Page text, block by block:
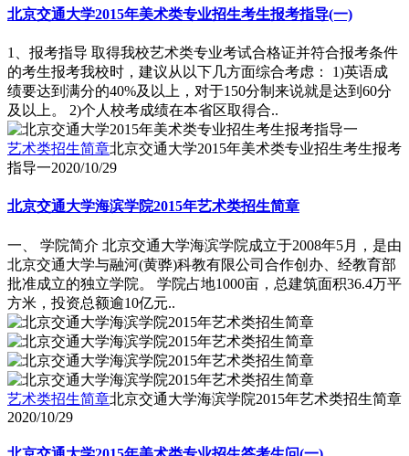
北京交通大学2015年美术类专业招生考生报考指导(一)
1、报考指导 取得我校艺术类专业考试合格证并符合报考条件
的考生报考我校时，建议从以下几方面综合考虑： 1)英语成
绩要达到满分的40%及以上，对于150分制来说就是达到60分
及以上。 2)个人校考成绩在本省区取得合..
艺术类招生简章北京交通大学2015年美术类专业招生考生报考
指导一2020/10/29
北京交通大学海滨学院2015年艺术类招生简章
一、 学院简介 北京交通大学海滨学院成立于2008年5月，是由
北京交通大学与融河(黄骅)科教有限公司合作创办、经教育部
批准成立的独立学院。 学院占地1000亩，总建筑面积36.4万平
方米，投资总额逾10亿元..
艺术类招生简章北京交通大学海滨学院2015年艺术类招生简章
2020/10/29